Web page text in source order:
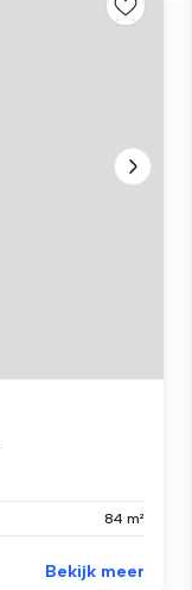
84 m²
Bekijk meer